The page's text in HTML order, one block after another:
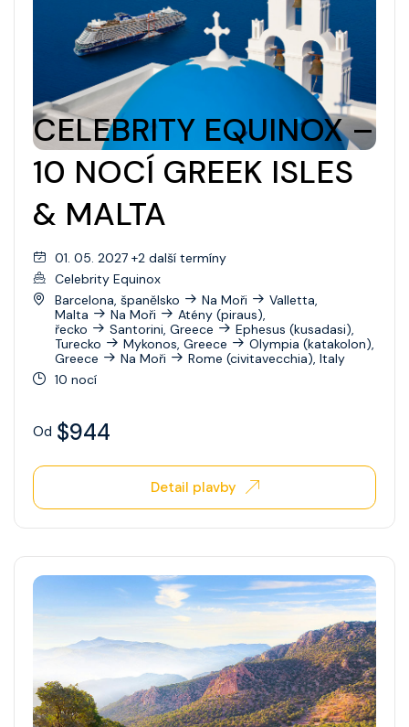
CELEBRITY EQUINOX –
10 NOCÍ GREEK ISLES
& MALTA
01. 05. 2027 +2 další termíny
Celebrity Equinox
Barcelona, španělsko
Na Moři
Valletta,
Malta
Na Moři
Atény (piraus),
řecko
Santorini, Greece
Ephesus (kusadasi),
Turecko
Mykonos, Greece
Olympia (katakolon),
Greece
Na Moři
Rome (civitavecchia), Italy
10 nocí
Od $944
Detail plavby